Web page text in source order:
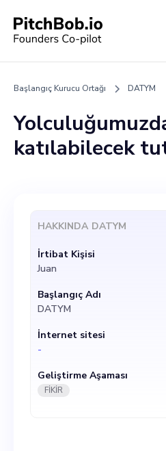
Başlangıç Kurucu Ortağı DATYM
katılabilecek
stratejik yönüne
genişlemesine
başarımız için
sahiptir. Bir
olarak, mevcut
işbirliği
riskli kararlar
olacaksınız.
HAKKINDA DATYM
İrtibat Kişisi
Juan
Başlangıç Adı
DATYM
İnternet sitesi
-
Geliştirme Aşaması
FİKİR